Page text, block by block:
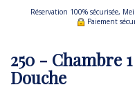
Réservation 100% sécurisée,
Paiement
250 - Chambre
Douche